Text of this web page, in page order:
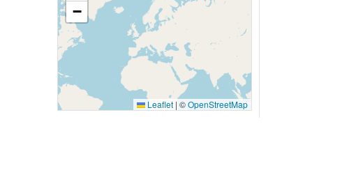
−
Leaflet | ©OpenStreetMap